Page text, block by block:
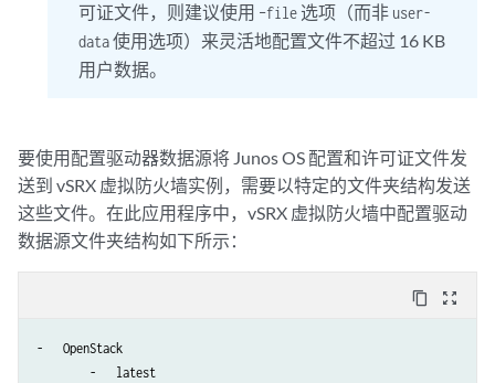
可证文件，则建议使用 –file 选项（而非 user-
data使用选项）来灵活地配置文件不超过 16 KB
用户数据。
要使用配置驱动器数据源将 Junos OS 配置和许可证文件发
送到 vSRX 虚拟防火墙实例，需要以特定的文件夹结构发送
这些文件。在此应用程序中，vSRX 虚拟防火墙中配置驱动
数据源文件夹结构如下所示：
content_copy zoom_out_map
-   OpenStack
        -   latest